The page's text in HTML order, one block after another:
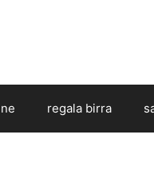
regala birra